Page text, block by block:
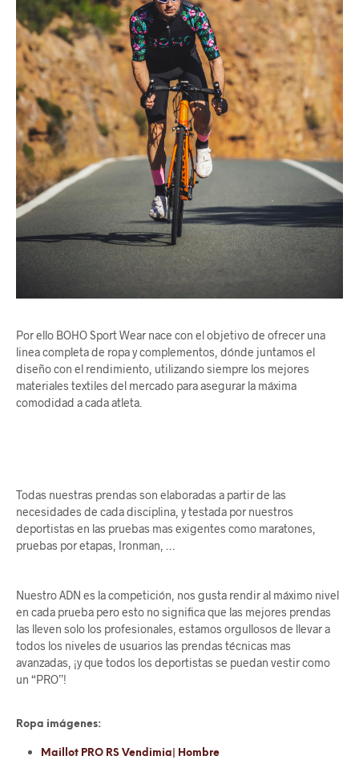
Por ello BOHO Sport Wear nace con el objetivo de ofrecer una
linea completa de ropa y complementos, dónde juntamos el
diseño con el rendimiento, utilizando siempre los mejores
materiales textiles del mercado para asegurar la máxima
comodidad a cada atleta.
Todas nuestras prendas son elaboradas a partir de las
necesidades de cada disciplina, y testada por nuestros
deportistas en las pruebas mas exigentes como maratones,
pruebas por etapas, Ironman, …
Nuestro ADN es la competición, nos gusta rendir al máximo nivel
en cada prueba pero esto no significa que las mejores prendas
las lleven solo los profesionales, estamos orgullosos de llevar a
todos los niveles de usuarios las prendas técnicas mas
avanzadas, ¡y que todos los deportistas se puedan vestir como
un “PRO”!
Ropa imágenes:
Maillot PRO RS Vendimia| Hombre